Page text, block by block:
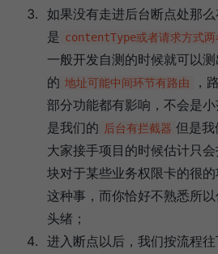
如果没有走进后台断点处那
是 contentType或者请求方式两
一般开发自测的时候就可以
的 地址可能中间环节有路由
，
部分功能都有影响，不会是
是我们的 后台有拦截器 但是
大家接手项目的时候估计只
块对于某些业务权限卡的很
这种事，而你恰好不熟悉所
头绪；
进入断点以后，我们按流程